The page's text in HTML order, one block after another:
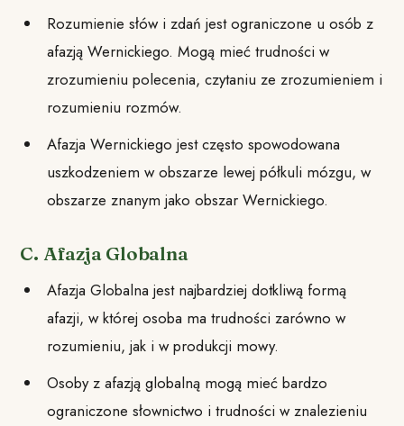
Rozumienie słów i zdań jest ograniczone u osób z
afazją Wernickiego. Mogą mieć trudności w
zrozumieniu polecenia, czytaniu ze zrozumieniem i
rozumieniu rozmów.
Afazja Wernickiego jest często spowodowana
uszkodzeniem w obszarze lewej półkuli mózgu, w
obszarze znanym jako obszar Wernickiego.
C. Afazja Globalna
Afazja Globalna jest najbardziej dotkliwą formą
afazji, w której osoba ma trudności zarówno w
rozumieniu, jak i w produkcji mowy.
Osoby z afazją globalną mogą mieć bardzo
ograniczone słownictwo i trudności w znalezieniu